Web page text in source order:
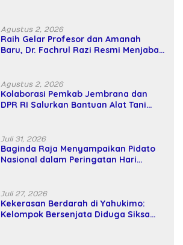
Agustus 2, 2026
Raih Gelar Profesor dan Amanah
Baru, Dr. Fachrul Razi Resmi Menjabat
Agustus 2, 2026
Kolaborasi Pemkab Jembrana dan
DPR RI Salurkan Bantuan Alat Tani
Juli 31, 2026
Baginda Raja Menyampaikan Pidato
Nasional dalam Peringatan Hari
Juli 27, 2026
Kekerasan Berdarah di Yahukimo:
Kelompok Bersenjata Diduga Siksa